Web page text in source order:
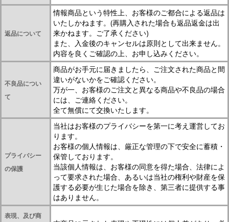
返品について
情報商品という特性上、お客様のご都合による返品は
いたしかねます。(再購入された場合も返品返金は出
来かねます。ご了承ください)
また、入金後のキャンセルは原則として出来ません。
内容を良くご確認の上、お申し込みください。
不良品につい
て
商品がお手元に届きましたら、ご注文された商品と間
違いがないかをご確認ください。
万が一、お客様のご注文と異なる商品や不良品の場合
には、ご連絡ください。
全て無償にて交換いたします。
プライバシー
の保護
当社はお客様のプライバシーを第一に考え運営してお
ります。
お客様の個人情報は、厳正な管理の下で安全に蓄積・
保管しております。
当該個人情報は、お客様の同意を得た場合、法律によ
って要求された場合、あるいは当社の権利や財産を保
護する必要が生じた場合を除き、第三者に提供する事
はありません。
表現、及び商